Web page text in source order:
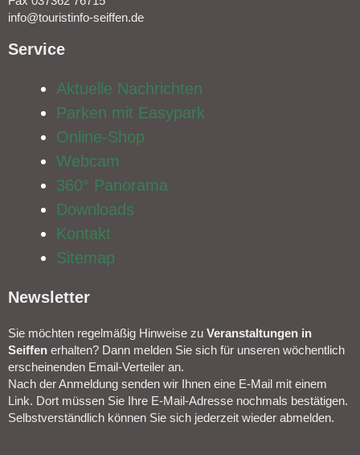
info@touristinfo-seiffen.de
Service​
Aktuelle Nachrichten
Parken mit Easypark
Online-Shop
Webcam
360° Panorama
Downloads
Kontakt
Sitemap
Newsletter​
Sie möchten regelmäßig Hinweise zu Veranstal­tungen in
Seiffen erhalten? Dann melden Sie sich für unseren wöchentlich
erscheinenden Email-Verteiler an.
Nach der Anmeldung senden wir Ihnen eine E-Mail mit einem
Link. Dort müssen Sie Ihre E-Mail-Adresse nochmals bestätigen.
Selbstverständlich können Sie sich jederzeit wieder abmelden.​